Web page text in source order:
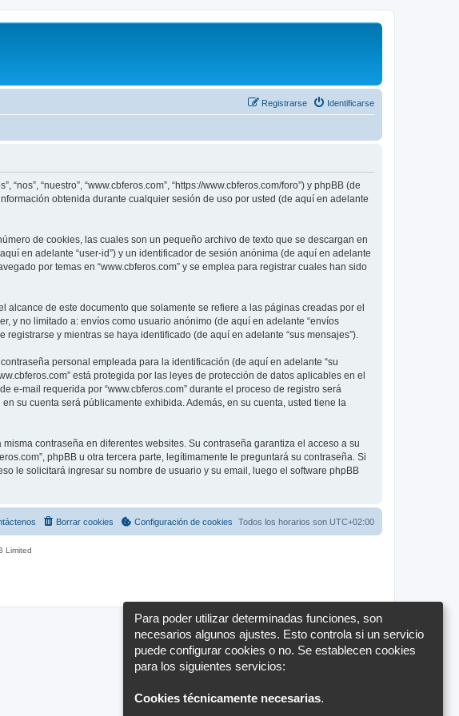
Identificarse
Registrarse
“nuestro”, “www.cbferos.com”, “https://www.cbferos.com/foro”) y phpBB (de
información obtenida durante cualquier sesión de uso por usted (de aquí en adelante
de cookies, las cuales son un pequeño archivo de texto que se descargan en
en adelante “user-id”) y un identificador de sesión anónima (de aquí en adelante
por temas en “www.cbferos.com” y se emplea para registrar cuales han sido
alcance de este documento que solamente se refiere a las páginas creadas por el
y no limitado a: envíos como usuario anónimo (de aquí en adelante “envíos
y mientras se haya identificado (de aquí en adelante “sus mensajes”).
personal empleada para la identificación (de aquí en adelante “su
está protegida por las leyes de protección de datos aplicables en el
e-mail requerida por “www.cbferos.com” durante el proceso de registro será
su cuenta será públicamente exhibida. Además, en su cuenta, usted tiene la
contraseña en diferentes websites. Su contraseña garantiza el acceso a su
phpBB u otra tercera parte, legítimamente le preguntará su contraseña. Si
le solicitará ingresar su nombre de usuario y su email, luego el software phpBB
Todos los horarios son UTC+02:00
Configuración de cookies
Borrar cookies
Limited
Para poder utilizar determinadas funciones, son
necesarios algunos ajustes. Esto controla si un servicio
puede configurar cookies o no. Se establecen cookies
para los siguientes servicios:
Cookies técnicamente necesarias.